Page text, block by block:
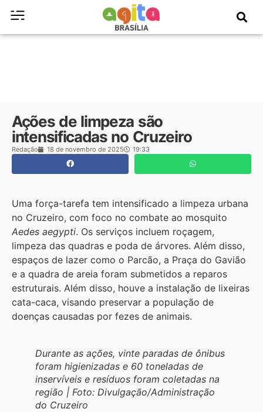
Ações de limpeza são
intensificadas no Cruzeiro
Redação 18 de novembro de 2025 19:33
Uma força-tarefa tem intensificado a limpeza urbana
no Cruzeiro, com foco no combate ao mosquito
Aedes aegypti. Os serviços incluem roçagem,
limpeza das quadras e poda de árvores. Além disso,
espaços de lazer como o Parcão, a Praça do Gavião
e a quadra de areia foram submetidos a reparos
estruturais. Além disso, houve a instalação de lixeiras
cata-caca, visando preservar a população de
doenças causadas por fezes de animais.
Durante as ações, vinte paradas de ônibus
foram higienizadas e 60 toneladas de
inservíveis e resíduos foram coletadas na
região | Foto: Divulgação/Administração
do Cruzeiro